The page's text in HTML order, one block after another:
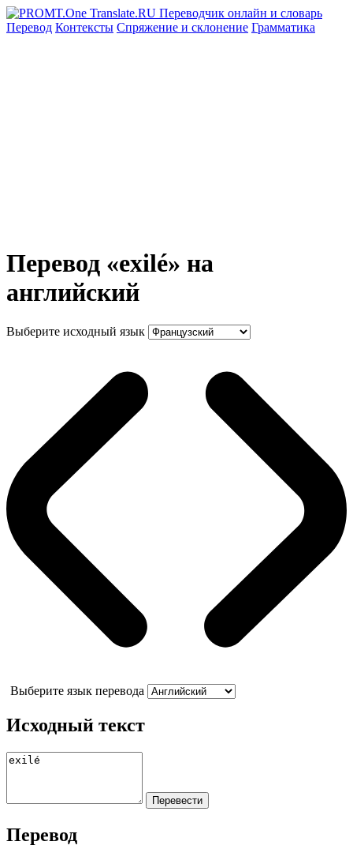
Перевод Контексты Спряжение и склонение Грамматика
Перевод «exilé» на
английский
Выберите исходный язык
Выберите язык перевода
Исходный текст
Перевод